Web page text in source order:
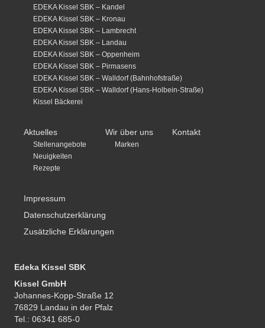
EDEKA Kissel SBK – Kandel
EDEKA Kissel SBK – Kronau
EDEKA Kissel SBK – Lambrecht
EDEKA Kissel SBK – Landau
EDEKA Kissel SBK – Oppenheim
EDEKA Kissel SBK – Pirmasens
EDEKA Kissel SBK – Walldorf (Bahnhofstraße)
EDEKA Kissel SBK – Walldorf (Hans-Holbein-Straße)
Kissel Bäckerei
Aktuelles
Stellenangebote
Neuigkeiten
Rezepte
Wir über uns
Marken
Kontakt
Impressum
Datenschutzerklärung
Zusätzliche Erklärungen
Edeka Kissel SBK
Kissel GmbH
Johannes-Kopp-Straße 12
76829 Landau in der Pfalz
Tel.: 06341 685-0